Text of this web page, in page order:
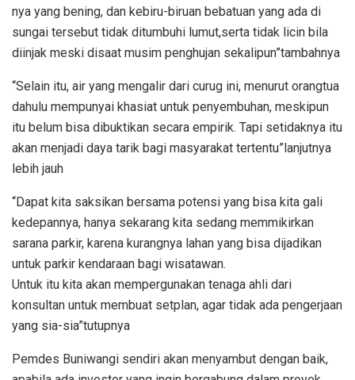
nya yang bening, dan kebiru-biruan bebatuan yang ada di
sungai tersebut tidak ditumbuhi lumut,serta tidak licin bila
diinjak meski disaat musim penghujan sekalipun”tambahnya
“Selain itu, air yang mengalir dari curug ini, menurut orangtua
dahulu mempunyai khasiat untuk penyembuhan, meskipun
itu belum bisa dibuktikan secara empirik. Tapi setidaknya itu
akan menjadi daya tarik bagi masyarakat tertentu”lanjutnya
lebih jauh
“Dapat kita saksikan bersama potensi yang bisa kita gali
kedepannya, hanya sekarang kita sedang memmikirkan
sarana parkir, karena kurangnya lahan yang bisa dijadikan
untuk parkir kendaraan bagi wisatawan.
Untuk itu kita akan mempergunakan tenaga ahli dari
konsultan untuk membuat setplan, agar tidak ada pengerjaan
yang sia-sia”tutupnya
Pemdes Buniwangi sendiri akan menyambut dengan baik,